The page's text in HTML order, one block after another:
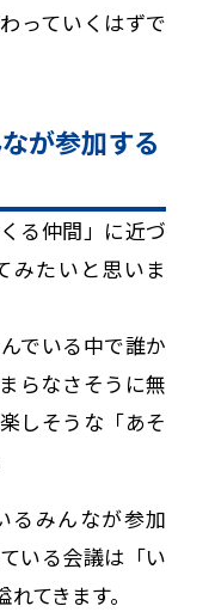
っていくはずで
が参加する
る仲間」に近づ
みたいと思いま
でいる中で誰か
らなさそうに無
しそうな「あそ
るみんなが参加
いる会議は「い
てきます。